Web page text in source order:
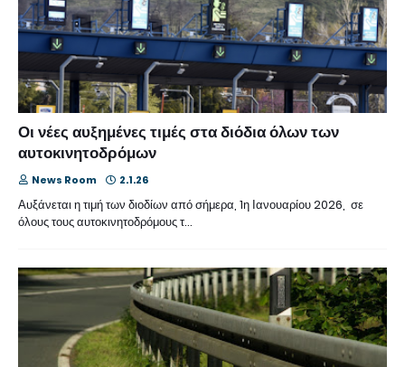
Οι νέες αυξημένες τιμές στα διόδια όλων των
αυτοκινητοδρόμων
News Room 2.1.26
Αυξάνεται η τιμή των διοδίων από σήμερα, 1η Ιανουαρίου 2026, σε
όλους τους αυτοκινητοδρόμους τ…